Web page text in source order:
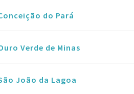
do Pará
Verde de Minas
João da Lagoa